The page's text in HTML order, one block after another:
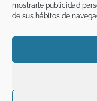
mostrarle publicidad
de sus hábitos de
Copyright 2026 ©Funci